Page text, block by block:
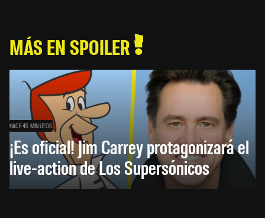
MÁS EN SPOILER
HACE 45 MINUTOS
¡Es oficial! Jim Carrey protagonizará el
live-action de Los Supersónicos